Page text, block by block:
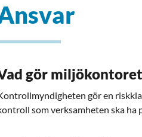
gör miljökontoret
gör en
som verksamheten ska ha